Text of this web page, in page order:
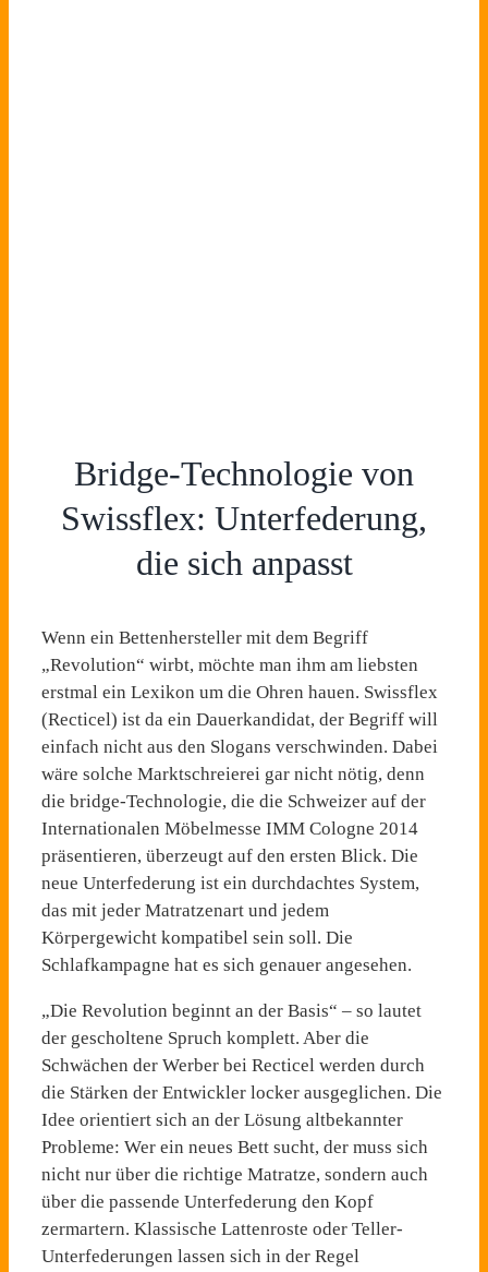
Bridge-Technologie von
Swissflex: Unterfederung,
die sich anpasst
Wenn ein Bettenhersteller mit dem Begriff
„Revolution“ wirbt, möchte man ihm am liebsten
erstmal ein Lexikon um die Ohren hauen. Swissflex
(Recticel) ist da ein Dauerkandidat, der Begriff will
einfach nicht aus den Slogans verschwinden. Dabei
wäre solche Marktschreierei gar nicht nötig, denn
die bridge-Technologie, die die Schweizer auf der
Internationalen Möbelmesse IMM Cologne 2014
präsentieren, überzeugt auf den ersten Blick. Die
neue Unterfederung ist ein durchdachtes System,
das mit jeder Matratzenart und jedem
Körpergewicht kompatibel sein soll. Die
Schlafkampagne hat es sich genauer angesehen.
„Die Revolution beginnt an der Basis“ – so lautet
der gescholtene Spruch komplett. Aber die
Schwächen der Werber bei Recticel werden durch
die Stärken der Entwickler locker ausgeglichen. Die
Idee orientiert sich an der Lösung altbekannter
Probleme: Wer ein neues Bett sucht, der muss sich
nicht nur über die richtige Matratze, sondern auch
über die passende Unterfederung den Kopf
zermartern. Klassische Lattenroste oder Teller-
Unterfederungen lassen sich in der Regel